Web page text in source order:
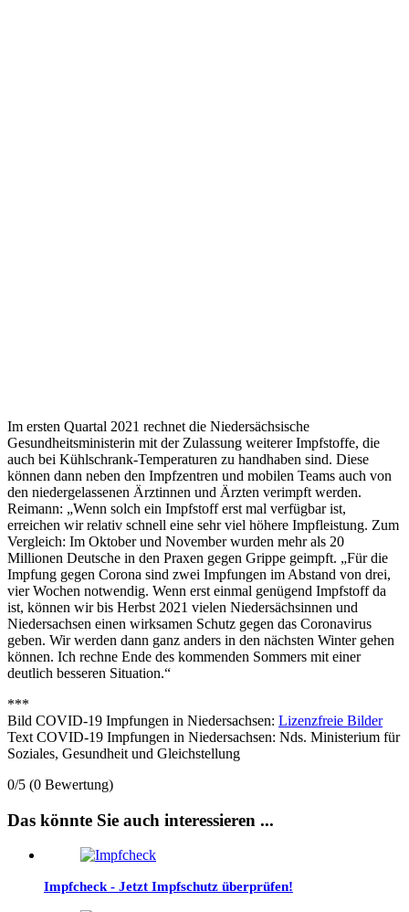
Im ersten Quartal 2021 rechnet die Niedersächsische
Gesundheitsministerin mit der Zulassung weiterer Impfstoffe, die
auch bei Kühlschrank-Temperaturen zu handhaben sind. Diese
können dann neben den Impfzentren und mobilen Teams auch von
den niedergelassenen Ärztinnen und Ärzten verimpft werden.
Reimann: „Wenn solch ein Impfstoff erst mal verfügbar ist,
erreichen wir relativ schnell eine sehr viel höhere Impfleistung. Zum
Vergleich: Im Oktober und November wurden mehr als 20
Millionen Deutsche in den Praxen gegen Grippe geimpft. „Für die
Impfung gegen Corona sind zwei Impfungen im Abstand von drei,
vier Wochen notwendig. Wenn erst einmal genügend Impfstoff da
ist, können wir bis Herbst 2021 vielen Niedersächsinnen und
Niedersachsen einen wirksamen Schutz gegen das Coronavirus
geben. Wir werden dann ganz anders in den nächsten Winter gehen
können. Ich rechne Ende des kommenden Sommers mit einer
deutlich besseren Situation.“
***
Bild COVID-19 Impfungen in Niedersachsen: Lizenzfreie Bilder
Text COVID-19 Impfungen in Niedersachsen: Nds. Ministerium für
Soziales, Gesundheit und Gleichstellung
0/5 (0 Bewertung)
Das könnte Sie auch interessieren ...
Impfcheck - Jetzt Impfschutz überprüfen!